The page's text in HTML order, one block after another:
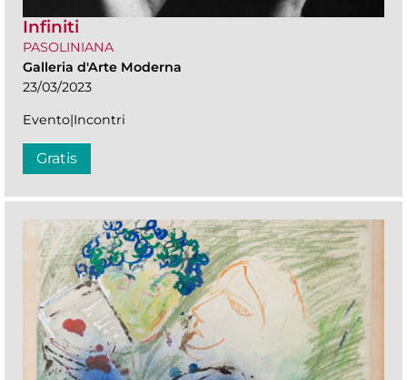
Infiniti
PASOLINIANA
Galleria d'Arte Moderna
23/03/2023
Evento|Incontri
Gratis